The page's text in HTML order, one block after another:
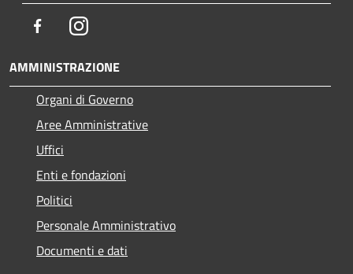
FacebookInstagram
AMMINISTRAZIONE
Organi di Governo
Aree Amministrative
Uffici
Enti e fondazioni
Politici
Personale Amministrativo
Documenti e dati